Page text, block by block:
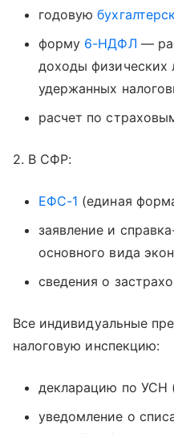
годовую
форму 6-НДФЛ —
доходы физических
удержанных
расчет по
2. В СФР:
ЕФС-1 (единая
заявление и
основного вида
сведения о
Все индивидуальные
налоговую инспекцию:
декларацию по УСН
уведомление о